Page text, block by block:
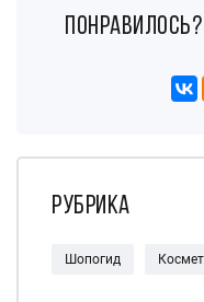
Рубрика
Шопогид